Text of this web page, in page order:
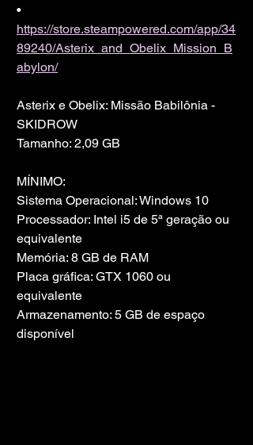
•
https://store.steampowered.com/app/34
89240/Asterix_and_Obelix_Mission_B
abylon/
Asterix e Obelix: Missão Babilônia -
SKIDROW
Tamanho: 2,09 GB
MÍNIMO:
Sistema Operacional: Windows 10
Processador: Intel i5 de 5ª geração ou
equivalente
Memória: 8 GB de RAM
Placa gráfica: GTX 1060 ou
equivalente
Armazenamento: 5 GB de espaço
disponível